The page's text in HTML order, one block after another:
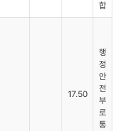
합
17.50
행
정
안
전
부
로
통